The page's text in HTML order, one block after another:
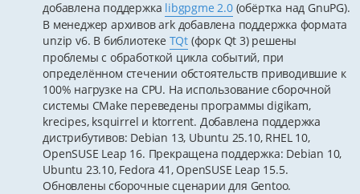
добавлена поддержка libgpgme 2.0(обёртка над GnuPG).
В менеджер архивов ark добавлена поддержка формата
unzip v6. В библиотеке TQt (форк Qt 3) решены
проблемы с обработкой цикла событий, при
определённом стечении обстоятельств приводившие к
100% нагрузке на CPU. На использование сборочной
системы CMake переведены программы digikam,
krecipes, ksquirrel и ktorrent. Добавлена поддержка
дистрибутивов: Debian 13, Ubuntu 25.10, RHEL 10,
OpenSUSE Leap 16. Прекращена поддержка: Debian 10,
Ubuntu 23.10, Fedora 41, OpenSUSE Leap 15.5.
Обновлены сборочные сценарии для Gentoo.